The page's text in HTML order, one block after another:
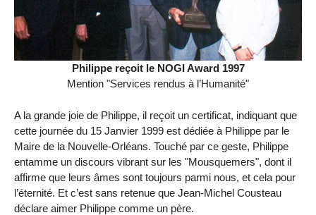
Philippe reçoit le NOGI Award 1997
Mention "Services rendus à l’Humanité"
A la grande joie de Philippe, il reçoit un certificat, indiquant que
cette journée du 15 Janvier 1999 est dédiée à Philippe par le
Maire de la Nouvelle-Orléans. Touché par ce geste, Philippe
entamme un discours vibrant sur les "Mousquemers", dont il
affirme que leurs âmes sont toujours parmi nous, et cela pour
l’éternité. Et c’est sans retenue que Jean-Michel Cousteau
déclare aimer Philippe comme un père.